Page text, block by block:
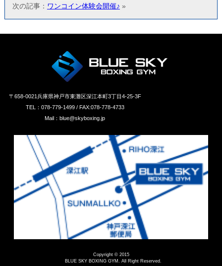
次の記事： ワンコイン体験会開催♪ »
〒658‐0021兵庫県神戸市東灘区深江本町3丁目4-25-3F
TEL：078-779-1499 / FAX:078-778-4733
Mail：blue@skyboxing.jp
Copyright © 2015
BLUE SKY BOXING GYM. All Right Reserved.